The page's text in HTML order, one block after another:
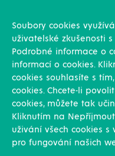
Novinky
Reference
Kariéra
Soubory cookies
uživatelské zkušenosti
Podrobné informace o
informací o cookies.
cookies souhlasíte s
cookies. Chcete-li
cookies, můžete tak
Kliknutím na
uživání všech cookies s
pro fungování našich